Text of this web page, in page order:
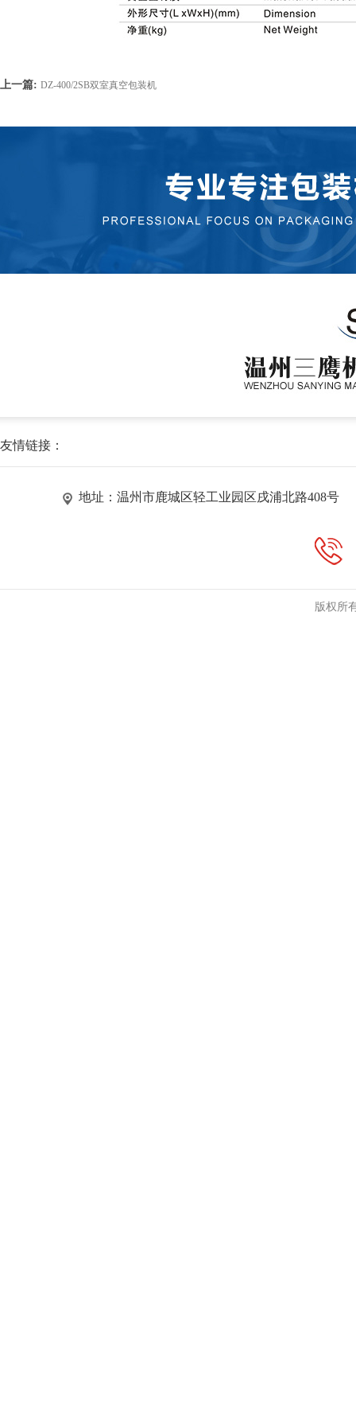
上一篇: DZ-400/2SB双室真空包装机
友情链接：
地址：温州市鹿城区轻工业园区戌浦北路408号
版权所